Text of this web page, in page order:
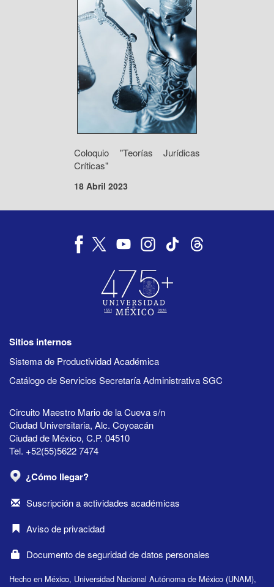
Coloquio "Teorías Jurídicas
Críticas"
18 Abril 2023
Sitios internos
Sistema de Productividad Académica
Catálogo de Servicios Secretaría Administrativa SGC
Circuito Maestro Mario de la Cueva s/n
Ciudad Universitaria, Alc. Coyoacán
Ciudad de México, C.P. 04510
Tel. +52(55)5622 7474
¿Cómo llegar?
Suscripción a actividades académicas
Aviso de privacidad
Documento de seguridad de datos personales
Hecho en México, Universidad Nacional Autónoma de México (UNAM),